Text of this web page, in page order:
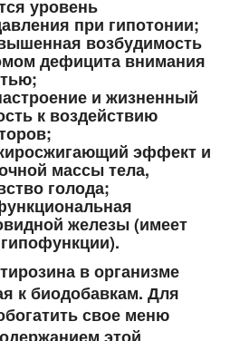
уровень
при гипотонии;
возбудимость
дефицита внимания
и жизненный
к воздействию
эффект и
массы тела,
голода;
железы (имеет
в организме
к биодобавкам. Для
свое меню